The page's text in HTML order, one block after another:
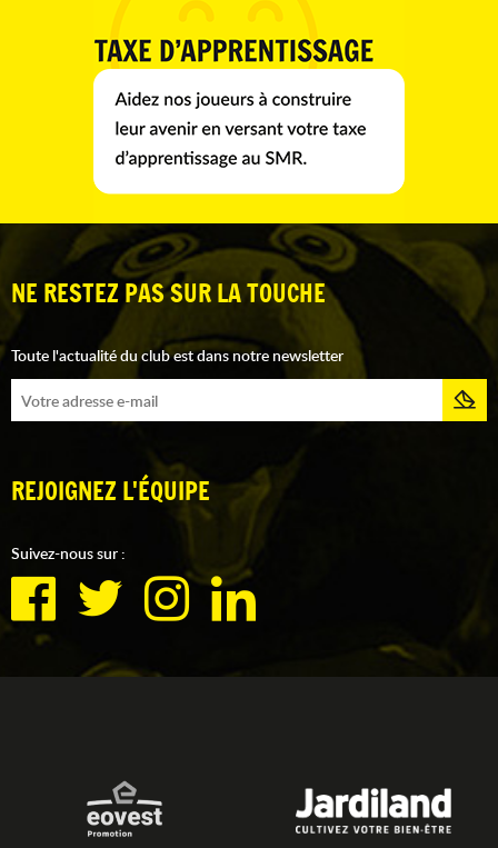
NE RESTEZ PAS SUR LA TOUCHE
Toute l'actualité du club est dans notre newsletter
REJOIGNEZ L'ÉQUIPE
Suivez-nous sur :